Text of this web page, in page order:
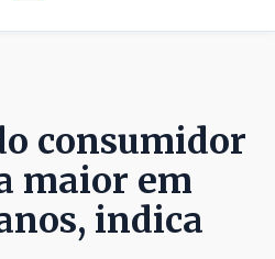
consumidor
maior em
indica